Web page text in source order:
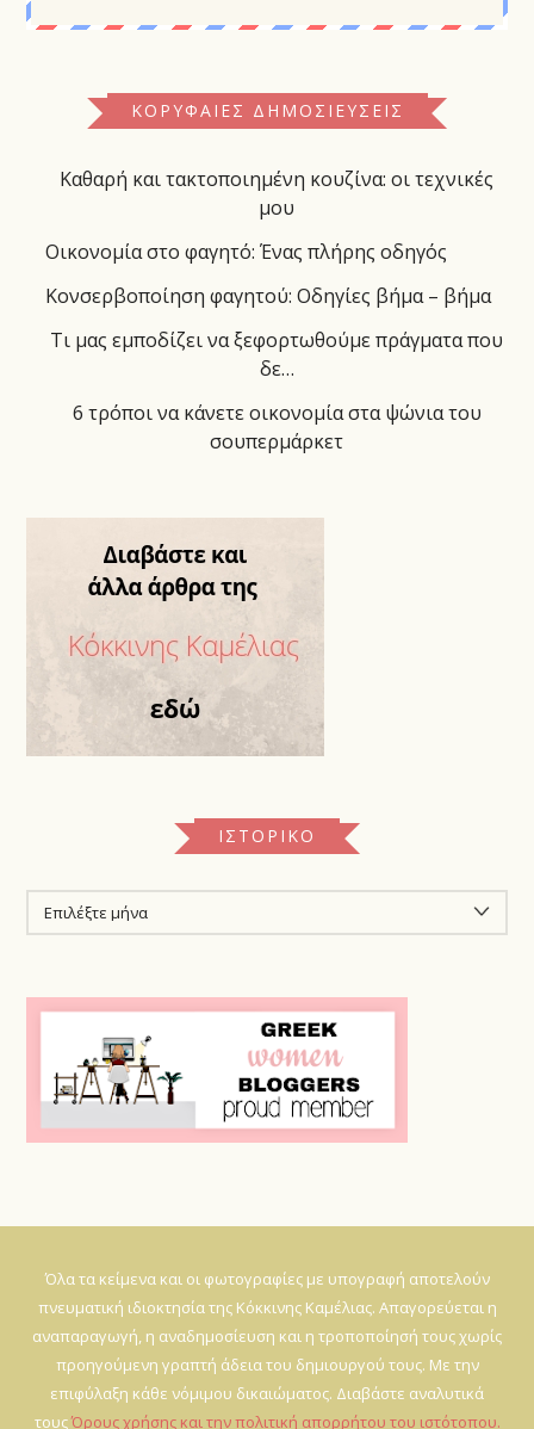
ΚΟΡΥΦΑΊΕΣ ΔΗΜΟΣΙΕΎΣΕΙΣ
Καθαρή και τακτοποιημένη κουζίνα: οι τεχνικές
μου
Οικονομία στο φαγητό: Ένας πλήρης οδηγός
Κονσερβοποίηση φαγητού: Οδηγίες βήμα – βήμα
Τι μας εμποδίζει να ξεφορτωθούμε πράγματα που
δε…
6 τρόποι να κάνετε οικονομία στα ψώνια του
σουπερμάρκετ
ΙΣΤΟΡΙΚΌ
ΙΣΤΟΡΙΚΌ
Όλα τα κείμενα και οι φωτογραφίες με υπογραφή αποτελούν
πνευματική ιδιοκτησία της Κόκκινης Καμέλιας. Απαγορεύεται η
αναπαραγωγή, η αναδημοσίευση και η τροποποίησή τους χωρίς
προηγούμενη γραπτή άδεια του δημιουργού τους. Με την
επιφύλαξη κάθε νόμιμου δικαιώματος. Διαβάστε αναλυτικά
τουςΌρους χρήσης και την πολιτική απορρήτου του ιστότοπου.